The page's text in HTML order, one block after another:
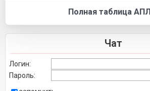
Полная таблица АПЛ
Чат
Логин:
Пароль: